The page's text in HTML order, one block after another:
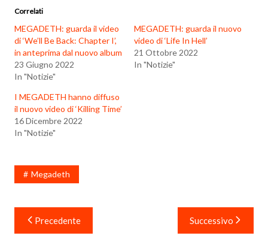
Correlati
MEGADETH: guarda il video
di ‘We’ll Be Back: Chapter I’,
in anteprima dal nuovo album
23 Giugno 2022
In "Notizie"
MEGADETH: guarda il nuovo
video di ‘Life In Hell’
21 Ottobre 2022
In "Notizie"
I MEGADETH hanno diffuso
il nuovo video di ‘Killing Time’
16 Dicembre 2022
In "Notizie"
Megadeth
Navigazione
articoli
Precedente Successivo